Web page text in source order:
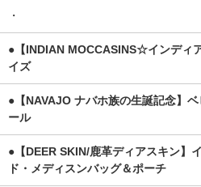
・
●【INDIAN MOCCASINS☆インディ
イズ
●【NAVAJO ナバホ族の生誕記念】
ール
●【DEER SKIN/鹿革ディアスキン】
ド・メディスンバッグ＆ポーチ